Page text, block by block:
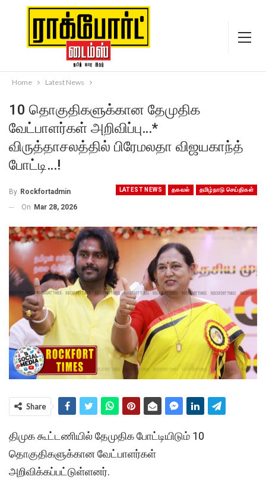
Home Latest News
10 தொகுதிகளுக்கான தேமுதிக
வேட்பாளர்கள் அறிவிப்பு…*
விருத்தாசலத்தில் பிரேமலதா விஜயகாந்த்
போட்டி…!
LATEST NEWS தகவல் தமிழ்நாடு செய்திகள்
By Rockfortadmin
On Mar 28, 2026
Share
திமுக கூட்டணியில் தேமுதிக போட்டியிடும் 10
தொகுதிகளுக்கான வேட்பாளர்கள்
அறிவிக்கப்பட்டுள்ளனர்.